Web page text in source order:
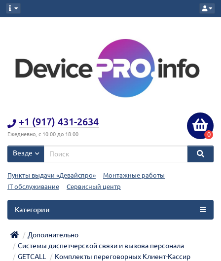
+1 (917) 431-2634
Ежедневно, с 10:00 до 18:00 0
Везде
Пункты выдачи «Девайспро»
Монтажные работы
IT обслуживание
Сервисный центр
Категории
Дополнительно
Системы диспетчерской связи и вызова персонала
GETCALL
Комплекты переговорных Клиент-Кассир